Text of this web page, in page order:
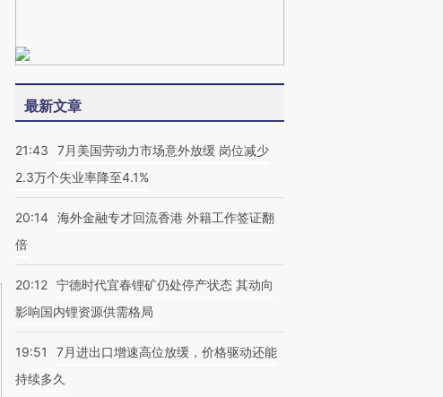
最新文章
21:43
7月美国劳动力市场意外放缓 岗位减少
2.3万个失业率降至4.1%
20:14 海外金融专才回流香港 外籍工作签证翻
倍
20:12 宁德时代宜春锂矿仍处停产状态 其动向
影响国内锂资源供需格局
19:51
7月进出口增速高位放缓，价格驱动还能
持续多久